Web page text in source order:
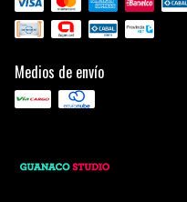
Medios de envío